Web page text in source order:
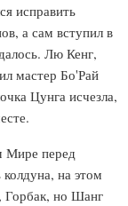
исправить
а сам вступил в
Лю Кенг,
мастер Бо'Рай
Цунга исчезла,
Мире перед
на этом
Горбак, но Шанг